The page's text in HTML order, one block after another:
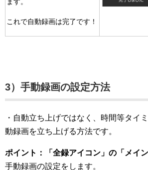
ます。
これで自動録画は完了です！
3）手動録画の設定方法
・自動立ち上げではなく、時間等タイ
動録画を立ち上げる方法です。
ポイント：「全録アイコン」の 「メイ
手動録画の設定をします。